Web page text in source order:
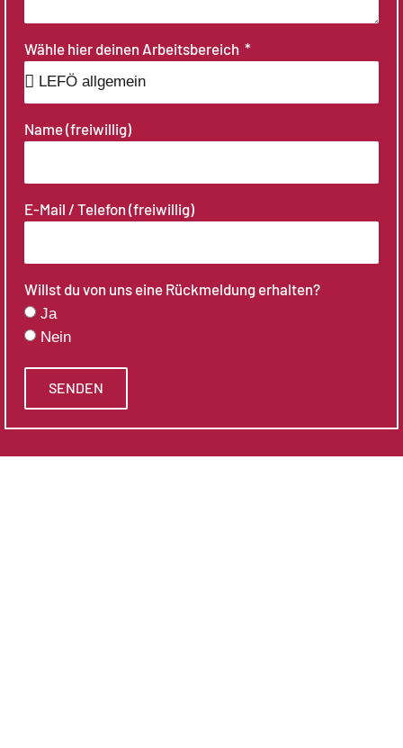
Wähle hier deinen Arbeitsbereich
Name (freiwillig)
E-Mail / Telefon (freiwillig)
Willst du von uns eine Rückmeldung erhalten?
Ja
Nein
SENDEN